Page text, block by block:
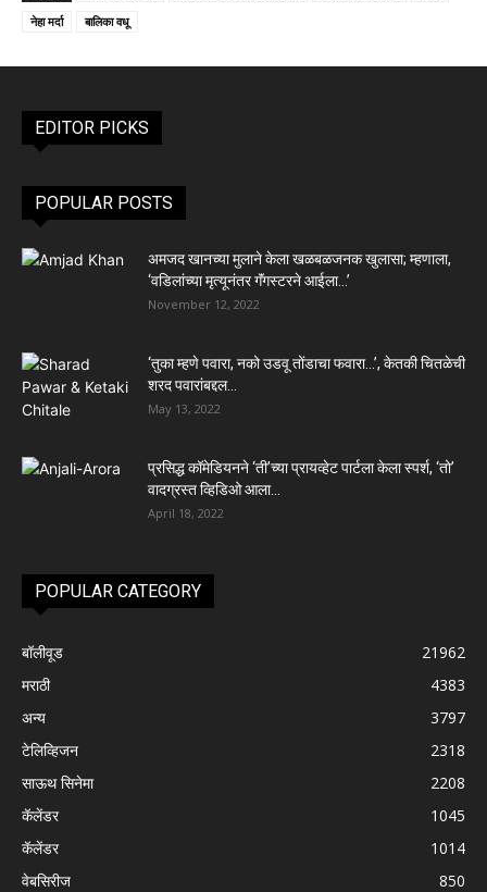
नेहा मर्दा
बालिका वधू
EDITOR PICKS
POPULAR POSTS
अमजद खानच्या मुलाने केला खळबळजनक खुलासा; म्हणाला,
‘वडिलांच्या मृत्यूनंतर गॅंगस्टरने आईला…’
November 12, 2022
‘तुका म्हणे पवारा, नको उडवू तोंडाचा फवारा…’, केतकी चितळेची
शरद पवारांबद्दल...
May 13, 2022
प्रसिद्ध कॉमेडियनने ‘ती’च्या प्रायव्हेट पार्टला केला स्पर्श, ‘तो’
वादग्रस्त व्हिडिओ आला...
April 18, 2022
POPULAR CATEGORY
बॉलीवूड
21962
मराठी
4383
अन्य
3797
टेलिव्हिजन
2318
साऊथ सिनेमा
2208
कॅलेंडर
1045
कॅलेंडर
1014
वेबसिरीज
850